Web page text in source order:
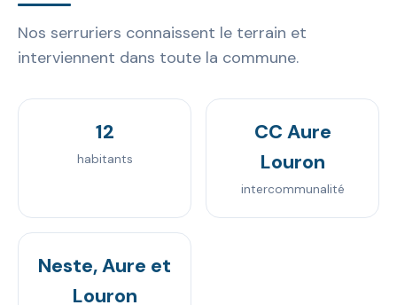
Nos serruriers connaissent le terrain et
interviennent dans toute la commune.
12
habitants
CC Aure
Louron
intercommunalité
Neste, Aure et
Louron